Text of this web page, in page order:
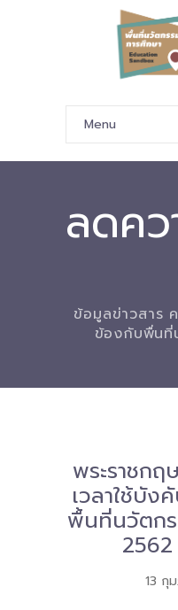
Menu
หน้าหลัก
-- มาตรฐานข้อมูล
-- สถานศึกษานำ
--
-- ปฏิทินการขับเ
-- หนังสือและเอ
-- กฎหมาย
---- เจตนารมณ์
ลดคว
ข้อมูลข่าวสาร
ข้องกับพื่นที่
พระราชกฤ
เวลาใช้บั
พื้นที่นวัตก
13 กุ